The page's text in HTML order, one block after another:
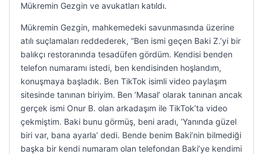
Mükremin Gezgin ve avukatları katıldı.
Mükremin Gezgin, mahkemedeki savunmasında üzerine
atılı suçlamaları reddederek, “Ben ismi geçen Baki Z.’yi bir
balıkçı restoranında tesadüfen gördüm. Kendisi benden
telefon numaramı istedi, ben kendisinden hoşlandım,
konuşmaya başladık. Ben TikTok isimli video paylaşım
sitesinde tanınan biriyim. Ben ‘Masal’ olarak tanınan ancak
gerçek ismi Onur B. olan arkadaşım ile TikTok’ta video
çekmiştim. Baki bunu görmüş, beni aradı, ‘Yanında güzel
biri var, bana ayarla’ dedi. Bende benim Baki’nin bilmediği
başka bir kendi numaram olan telefondan Baki’ye kendimi